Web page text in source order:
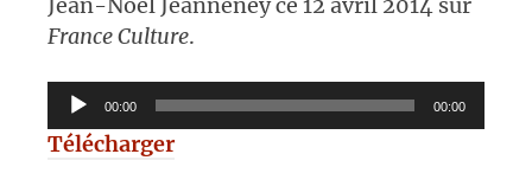
France Culture.
Lecteur
audio
00:00 00:00
Télécharger